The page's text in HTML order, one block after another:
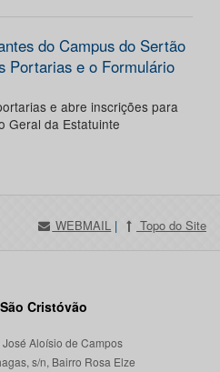
do Campus do Sertão
Portarias e o Formulário
e abre inscrições para
Geral da Estatuinte
WEBMAIL | Topo do Site
Cristóvão
Aloísio de Campos
s/n, Bairro Rosa Elze